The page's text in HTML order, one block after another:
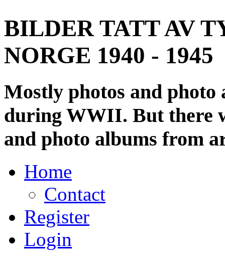
BILDER TATT AV
NORGE 1940 - 1945
Mostly photos and
during WWII. But there
and photo albums from
Home
Contact
Register
Login